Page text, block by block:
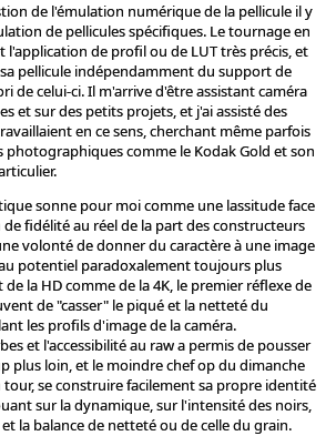
de l'émulation numérique de la pellicule il y
de pellicules spécifiques. Le tournage en
l'application de profil ou de LUT très précis, et
pellicule indépendamment du support de
de celui-ci. Il m'arrive d'être assistant caméra
et sur des petits projets, et j'ai assisté des
en ce sens, cherchant même parfois
photographiques comme le Kodak Gold et son
sonne pour moi comme une lassitude face
de fidélité au réel de la part des constructeurs
volonté de donner du caractère à une image
potentiel paradoxalement toujours plus
la HD comme de la 4K, le premier réflexe de
de "casser" le piqué et la netteté du
les profils d'image de la caméra.
et l'accessibilité au raw a permis de pousser
plus loin, et le moindre chef op du dimanche
tour, se construire facilement sa propre identité
sur la dynamique, sur l'intensité des noirs,
la balance de netteté ou de celle du grain.